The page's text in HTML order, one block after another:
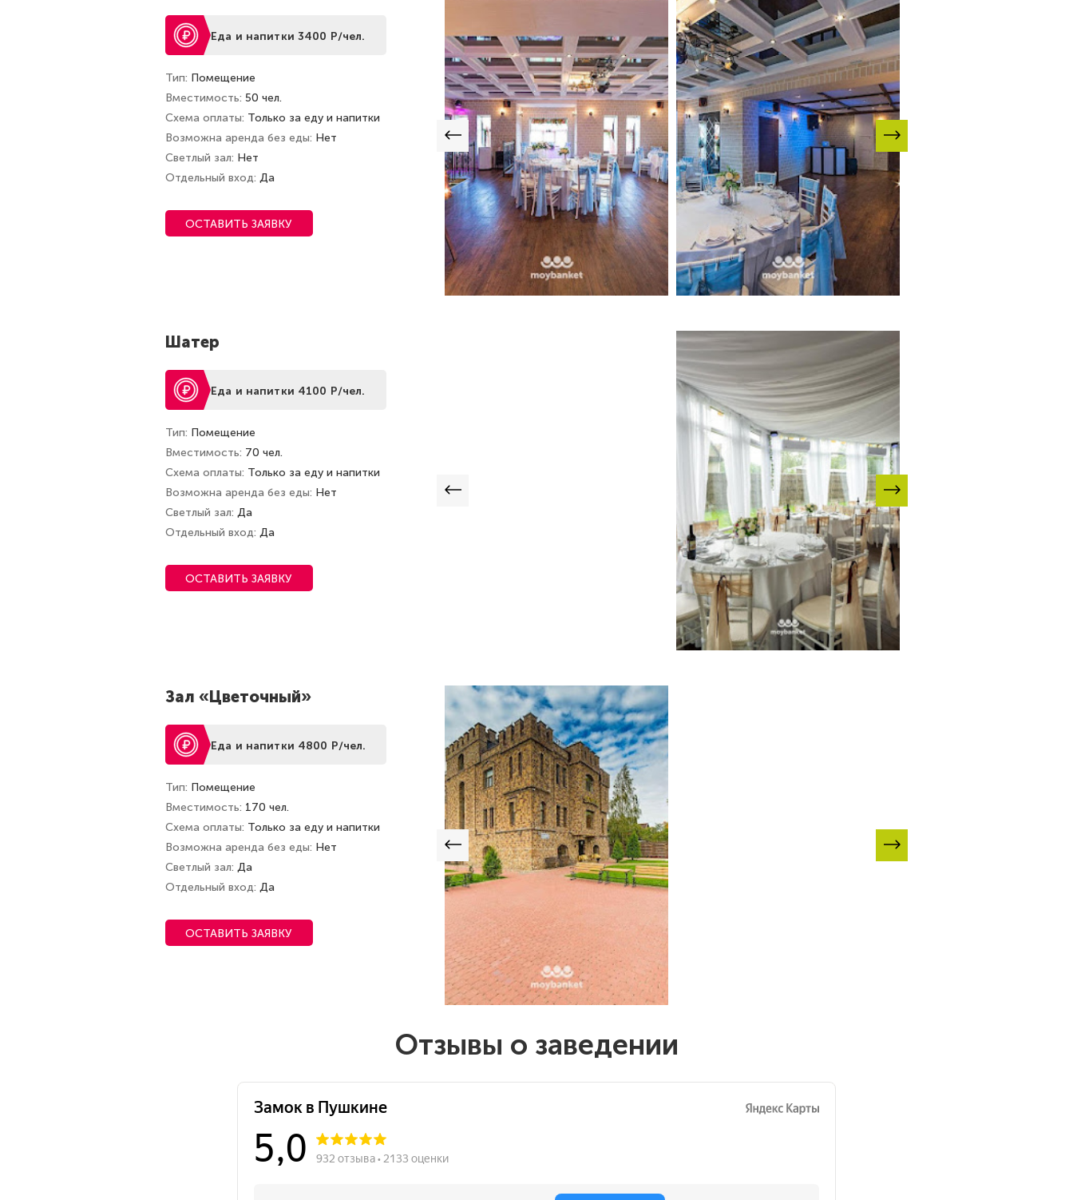
Еда и напитки 3400 Р/чел.
Тип Помещение
Вместимость 50 чел.
Схема оплаты Только за еду и напитки
Возможна аренда без еды Нет
Светлый зал Нет
Отдельный вход Да
ОСТАВИТЬ ЗАЯВКУ
Шатер
Еда и напитки 4100 Р/чел.
Тип Помещение
Вместимость 70 чел.
Схема оплаты Только за еду и напитки
Возможна аренда без еды Нет
Светлый зал Да
Отдельный вход Да
ОСТАВИТЬ ЗАЯВКУ
Зал «Цветочный»
Еда и напитки 4800 Р/чел.
Тип Помещение
Вместимость 170 чел.
Схема оплаты Только за еду и напитки
Возможна аренда без еды Нет
Светлый зал Да
Отдельный вход Да
ОСТАВИТЬ ЗАЯВКУ
Отзывы о заведении